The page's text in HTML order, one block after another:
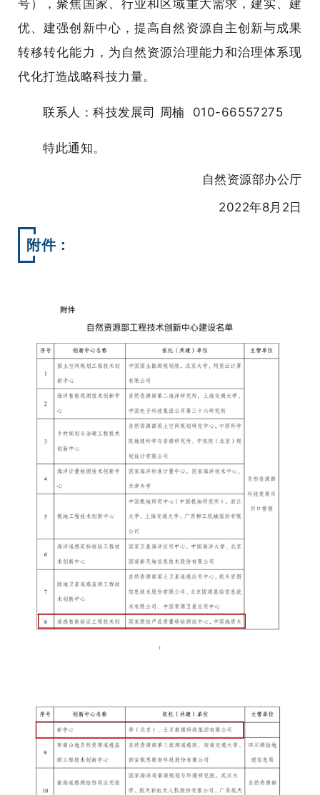
号），聚焦国家、行业和区域重大需求，建实、建
优、建强创新中心，提高自然资源自主创新与成果
转移转化能力，为自然资源治理能力和治理体系现
代化打造战略科技力量。
联系人：科技发展司 周楠 010-66557275
特此通知。
自然资源部办公厅
2022年8月2日
附件：